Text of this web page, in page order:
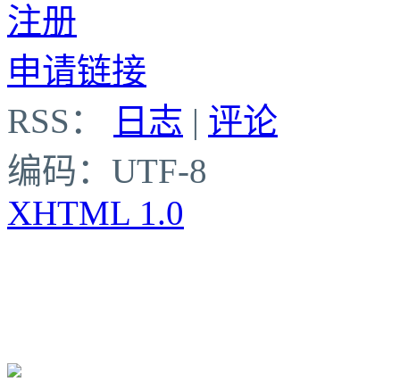
注册
申请链接
RSS：
日志 | 评论
编码：UTF-8
XHTML 1.0